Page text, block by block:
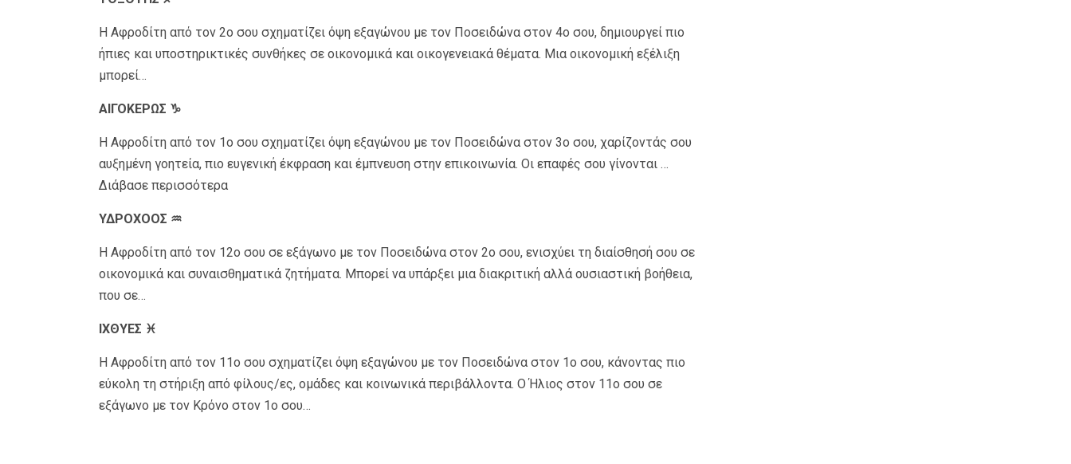
Η Αφροδίτη από τον 2ο σου σχηματίζει όψη εξαγώνου με τον Ποσειδώνα στον 4ο σου, δημιουργεί πιο
ήπιες και υποστηρικτικές συνθήκες σε οικονομικά και οικογενειακά θέματα. Μια οικονομική εξέλιξη
μπορεί…
ΑΙΓΟΚΕΡΩΣ ♑
Η Αφροδίτη από τον 1ο σου σχηματίζει όψη εξαγώνου με τον Ποσειδώνα στον 3ο σου, χαρίζοντάς σου
αυξημένη γοητεία, πιο ευγενική έκφραση και έμπνευση στην επικοινωνία. Οι επαφές σου γίνονται …
Διάβασε περισσότερα
ΥΔΡΟΧΟΟΣ ♒
Η Αφροδίτη από τον 12ο σου σε εξάγωνο με τον Ποσειδώνα στον 2ο σου, ενισχύει τη διαίσθησή σου σε
οικονομικά και συναισθηματικά ζητήματα. Μπορεί να υπάρξει μια διακριτική αλλά ουσιαστική βοήθεια,
που σε…
ΙΧΘΥΕΣ ♓
Η Αφροδίτη από τον 11ο σου σχηματίζει όψη εξαγώνου με τον Ποσειδώνα στον 1ο σου, κάνοντας πιο
εύκολη τη στήριξη από φίλους/ες, ομάδες και κοινωνικά περιβάλλοντα. Ο Ήλιος στον 11ο σου σε
εξάγωνο με τον Κρόνο στον 1ο σου…